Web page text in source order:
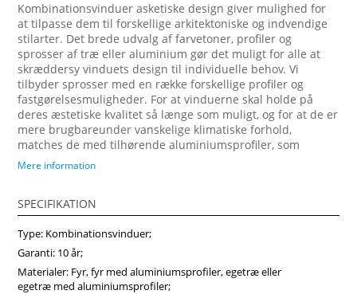
Kombinationsvinduer asketiske design giver mulighed for
at tilpasse dem til forskellige arkitektoniske og indvendige
stilarter. Det brede udvalg af farvetoner, profiler og
sprosser af træ eller aluminium gør det muligt for alle at
skræddersy vinduets design til individuelle behov. Vi
tilbyder sprosser med en række forskellige profiler og
fastgørelsesmuligheder. For at vinduerne skal holde på
deres æstetiske kvalitet så længe som muligt, og for at de er
mere brugbareunder vanskelige klimatiske forhold,
matches de med tilhørende aluminiumsprofiler, som
fastgøres på ydersiden. Forvandl dit hjem med vores
at vælge vores produkter fra midten af træ, som vil sikre
større produktstabilitet, holdbarhed og i høj grad forlænge
produktets levetid. Køb vinduer i Vinduerpro onlinebutik til
billige priser. Vi sikrer høj kombinationsvindue kvalitet og
hurtig levering.
Mere information
SPECIFIKATION
Type: Kombinationsvinduer;
Garanti: 10 år;
Materialer: Fyr, fyr med aluminiumsprofiler, egetræ eller
egetræ med aluminiumsprofiler;